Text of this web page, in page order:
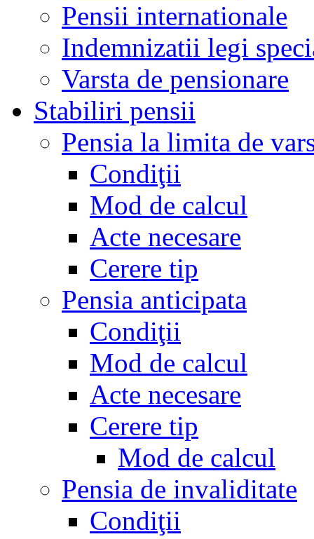
Pensii internationale
Indemnizatii legi
Varsta de pensionare
Stabiliri pensii
Pensia la limita de
Condiţii
Mod de calcul
Acte necesare
Cerere tip
Pensia anticipata
Condiţii
Mod de calcul
Acte necesare
Cerere tip
Mod de calcul
Pensia de invaliditate
Condiţii